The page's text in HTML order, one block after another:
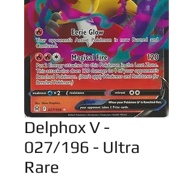
Delphox V -
027/196 - Ultra
Rare